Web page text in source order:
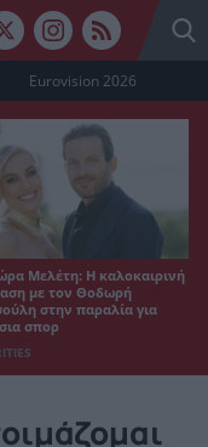
Eurovision 2026
Μελέτη: Η καλοκαιρινή
με τον Θοδωρή
στην παραλία για
σπορ